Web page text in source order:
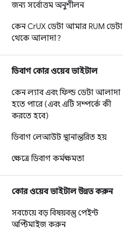
জন্য সর্বোত্তম অনুশীলন
কেন CrUX ডেটা আমার RUM ডেটা
থেকে আলাদা?
ডিবাগ কোর ওয়েব ভাইটাল
কেন ল্যাব এবং ফিল্ড ডেটা আলাদা
হতে পারে (এবং এটি সম্পর্কে কী
করতে হবে)
ডিবাগ লেআউট স্থানান্তরিত হয়
ক্ষেত্রে ডিবাগ কর্মক্ষমতা
কোর ওয়েব ভাইটাল উন্নত করুন
সবচেয়ে বড় বিষয়বস্তু পেইন্ট
অপ্টিমাইজ করুন